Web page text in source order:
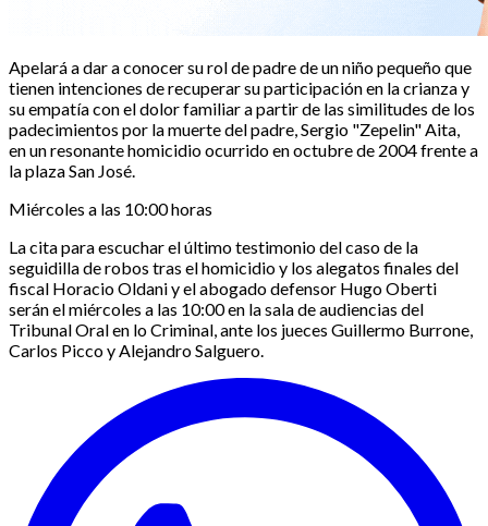
Apelará a dar a conocer su rol de padre de un niño pequeño que
tienen intenciones de recuperar su participación en la crianza y
su empatía con el dolor familiar a partir de las similitudes de los
padecimientos por la muerte del padre, Sergio "Zepelin" Aita,
en un resonante homicidio ocurrido en octubre de 2004 frente a
la plaza San José.
Miércoles a las 10:00 horas
La cita para escuchar el último testimonio del caso de la
seguidilla de robos tras el homicidio y los alegatos finales del
fiscal Horacio Oldani y el abogado defensor Hugo Oberti
serán el miércoles a las 10:00 en la sala de audiencias del
Tribunal Oral en lo Criminal, ante los jueces Guillermo Burrone,
Carlos Picco y Alejandro Salguero.